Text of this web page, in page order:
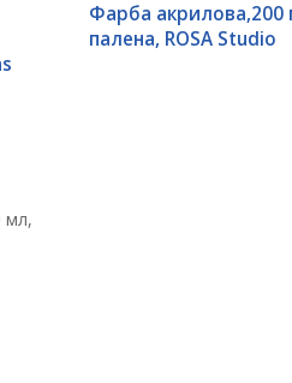
Фарба
палена, ROSA Studio